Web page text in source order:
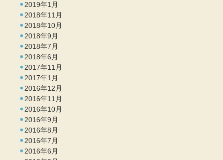
2019年1月
2018年11月
2018年10月
2018年9月
2018年7月
2018年6月
2017年11月
2017年1月
2016年12月
2016年11月
2016年10月
2016年9月
2016年8月
2016年7月
2016年6月